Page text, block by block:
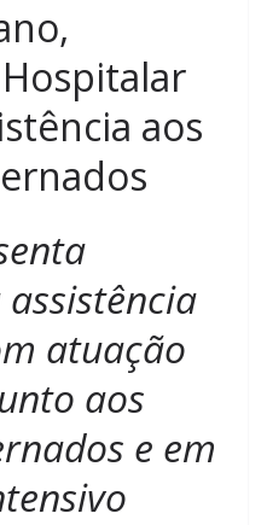
aos
atuação
aos
e em